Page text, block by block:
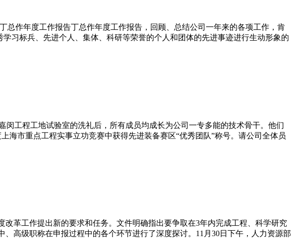
作年度工作报告丁总作年度工作报告，回顾、总结公司一年来的各项工作，肯
习标兵、先进个人、集体、科研等荣誉的个人和团体的先进事迹进行生动形象的
工程工地试验室的洗礼后，所有成员均成长为公司一专多能的技术骨干。他们
海市重点工程实事立功竞赛中获得先进装备赛区“优秀团队”称号。请公司全体员
革工作提出新的要求和任务。文件明确指出要争取在3年内完成工程、科学研究
高级职称在申报过程中的各个环节进行了深度探讨。11月30日下午，人力资源部